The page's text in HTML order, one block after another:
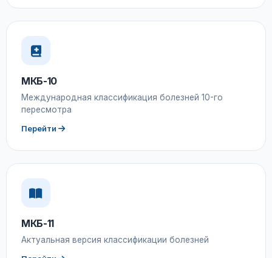
МКБ-10
Международная классификация болезней 10-го
пересмотра
Перейти
МКБ-11
Актуальная версия классификации болезней